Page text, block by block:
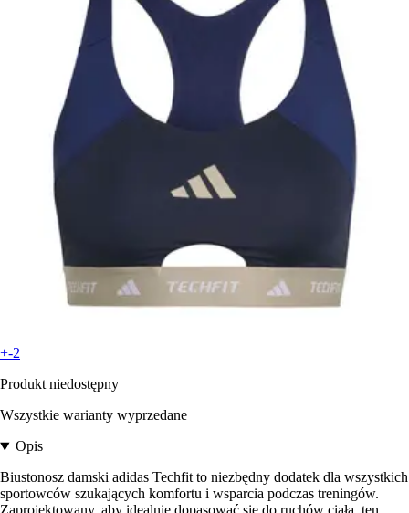
+-2
Produkt niedostępny
Wszystkie warianty wyprzedane
Opis
Biustonosz damski adidas Techfit to niezbędny dodatek dla wszystkich
sportowców szukających komfortu i wsparcia podczas treningów.